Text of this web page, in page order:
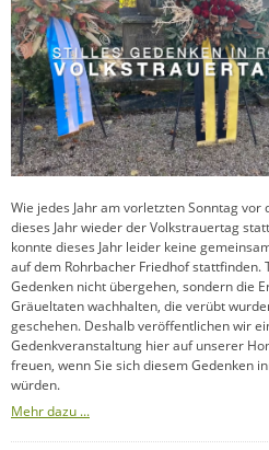
Wie jedes Jahr am vorletzten Sonntag vor
dieses Jahr wieder der Volkstrauertag
konnte dieses Jahr leider keine
auf dem Rohrbacher Friedhof stattfinden.
Gedenken nicht übergehen, sondern die
Gräueltaten wachhalten, die verübt
geschehen. Deshalb veröffentlichen wir
Gedenkveranstaltung hier auf unserer
freuen, wenn Sie sich diesem Gedenken
würden.
Mehr dazu ...